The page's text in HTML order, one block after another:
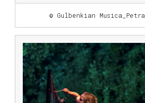
© Gulbenkian